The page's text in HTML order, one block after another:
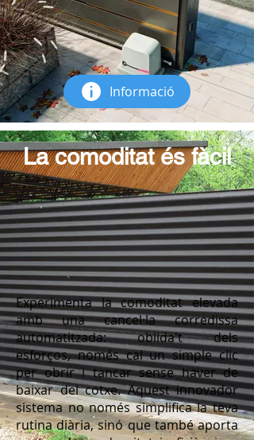
Informació
La comoditat és fàcil
Experimenta la comoditat elevada
amb una cancel·la corredissa
automatitzada: oblida't dels
esforços, només cal un simple clic
per obrir i tancar sense haver de
baixar del cotxe. Aquest innovador
sistema no només simplifica la teva
rutina diària, sinó que també aporta